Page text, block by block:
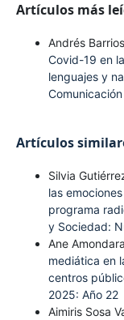
Artículos más
Andrés
Covid-19 en
lenguajes y
Artículos
Silvia
las
programa
y Sociedad:
Ane
mediática en
centros
2025: Año 22
Aimiris Sosa